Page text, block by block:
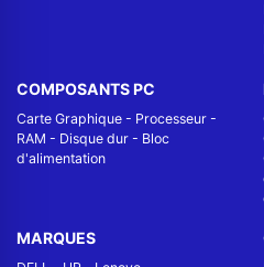
COMPOSANTS PC
Carte Graphique - Processeur -
RAM - Disque dur - Bloc
d'alimentation
MARQUES